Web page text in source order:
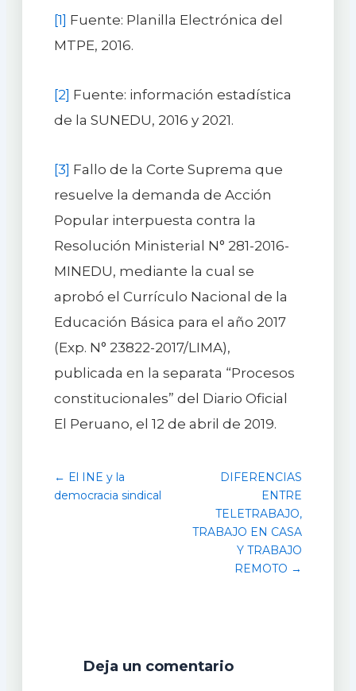
[1] Fuente: Planilla Electrónica del
MTPE, 2016.
[2] Fuente: información estadística
de la SUNEDU, 2016 y 2021.
[3] Fallo de la Corte Suprema que
resuelve la demanda de Acción
Popular interpuesta contra la
Resolución Ministerial N° 281-2016-
MINEDU, mediante la cual se
aprobó el Currículo Nacional de la
Educación Básica para el año 2017
(Exp. N° 23822-2017/LIMA),
publicada en la separata “Procesos
constitucionales” del Diario Oficial
El Peruano, el 12 de abril de 2019.
← El INE y la
democracia sindical
DIFERENCIAS
ENTRE
TELETRABAJO,
TRABAJO EN CASA
Y TRABAJO
REMOTO →
Deja un comentario